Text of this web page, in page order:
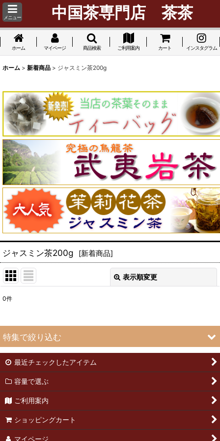
メニュー 中国茶専門店 茶茶
ホーム マイページ 商品検索 ご利用案内 カート インスタグラム
ホーム > 新着商品 > ジャスミン茶200g
ジャスミン茶200g [新着商品]
表示順変更
並び順:
0件
特集で絞り込む
緑茶50g
緑茶25g
武夷岩茶50g
最近チェックしたアイテム
容量で選ぶ
ご利用案内
ショッピングカート
マイページ